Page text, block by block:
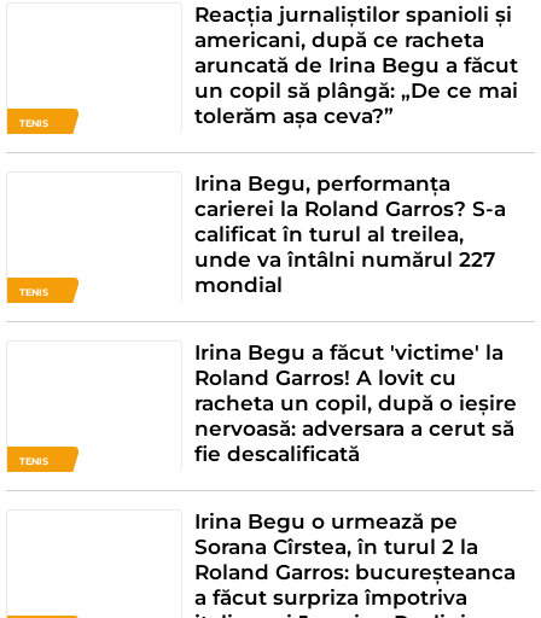
TENIS
Reacția jurnaliștilor spanioli și
americani, după ce racheta
aruncată de Irina Begu a făcut
un copil să plângă: „De ce mai
tolerăm așa ceva?”
TENIS
Irina Begu, performanța
carierei la Roland Garros? S-a
calificat în turul al treilea,
unde va întâlni numărul 227
mondial
TENIS
Irina Begu a făcut 'victime' la
Roland Garros! A lovit cu
racheta un copil, după o ieșire
nervoasă: adversara a cerut să
fie descalificată
Irina Begu o urmează pe
Sorana Cîrstea, în turul 2 la
Roland Garros: bucureșteanca
a făcut surpriza împotriva